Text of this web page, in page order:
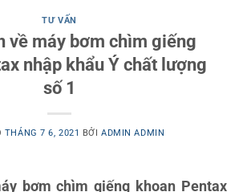
TƯ VẤN
về máy bơm chìm giếng
nhập khẩu Ý chất lượng
số 1
THÁNG 7 6, 2021 BỞIADMIN ADMIN
bơm chìm giếng khoan Pentax